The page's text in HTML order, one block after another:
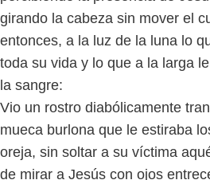
girando la cabeza sin mover el
entonces, a la luz de la luna lo
toda su vida y lo que a la larga
la sangre:
Vio un rostro diabólicamente
mueca burlona que le estiraba
oreja, sin soltar a su víctima
de mirar a Jesús con ojos